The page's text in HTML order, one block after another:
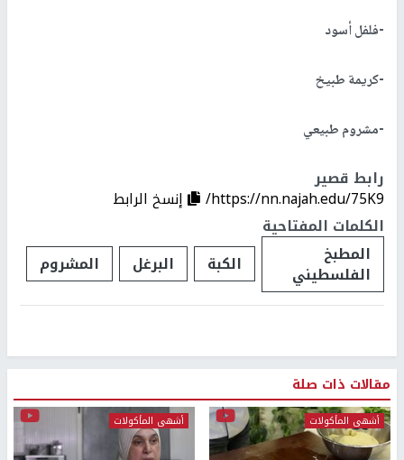
-فلفل أسود
-كريمة طبيخ
-مشروم طبيعي
رابط قصير
https://nn.najah.edu/75K9/
إنسخ الرابط
الكلمات المفتاحية
المطبخ
الفلسطيني الكبة البرغل المشروم
مقالات ذات صلة
أشهى المأكولات أشهى المأكولات